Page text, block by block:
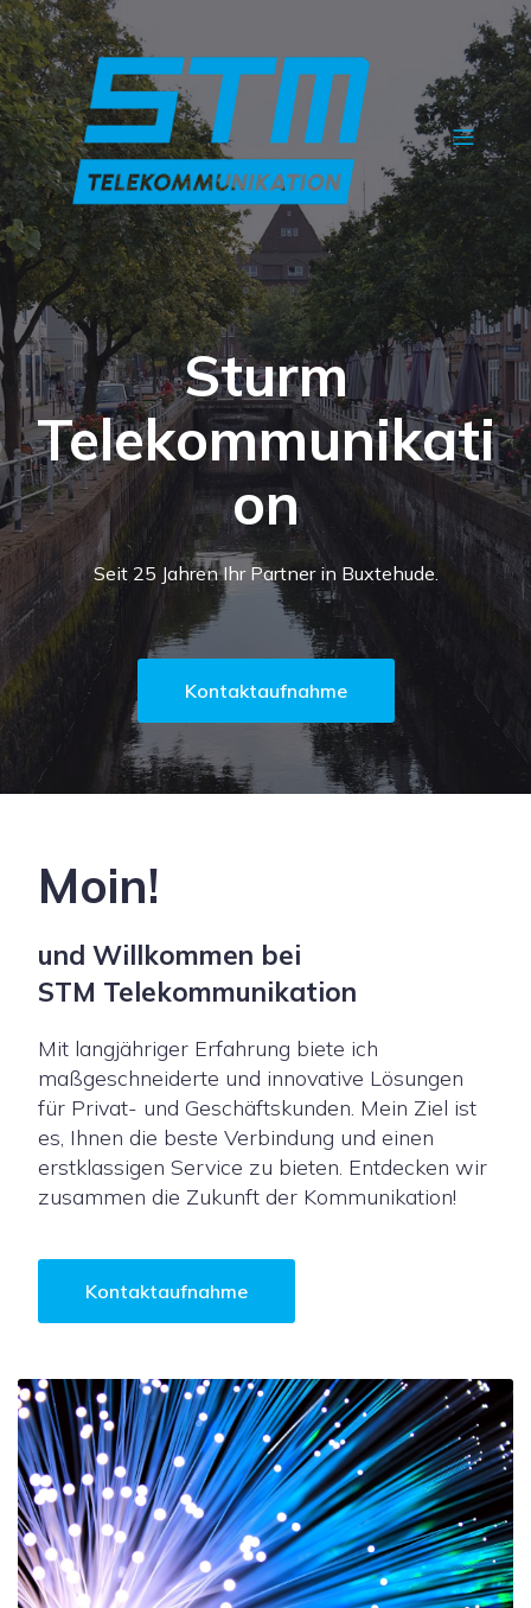
Sturm
Telekommunikati
on
Seit 25 Jahren Ihr Partner in Buxtehude.
Kontaktaufnahme
Moin!
und Willkommen bei
STM Telekommunikation
Mit langjähriger Erfahrung biete ich
maßgeschneiderte und innovative Lösungen
für Privat- und Geschäftskunden. Mein Ziel ist
es, Ihnen die beste Verbindung und einen
erstklassigen Service zu bieten. Entdecken wir
zusammen die Zukunft der Kommunikation!
Kontaktaufnahme